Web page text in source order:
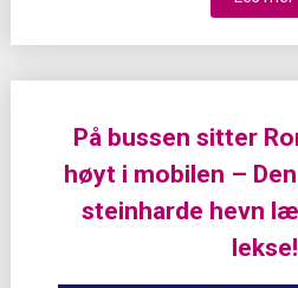
På bussen sitter
høyt i mobilen –
steinharde hevn
lekse!